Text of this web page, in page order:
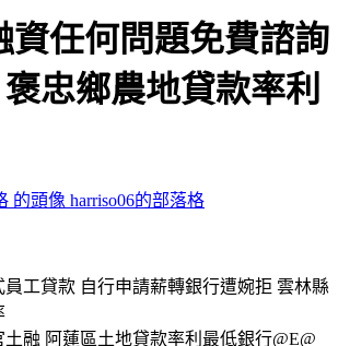
資任何問題免費諮詢
忠鄉農地貸款率利
harriso06的部落格
員工貸款 自行申請薪轉銀行遭婉拒 雲林縣
融 阿蓮區土地貸款率利最低銀行@E@